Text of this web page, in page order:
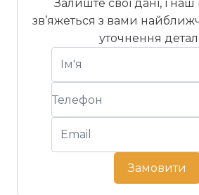
Залиште свої дані, і
зв’яжеться з вами
уточнення
Замовити